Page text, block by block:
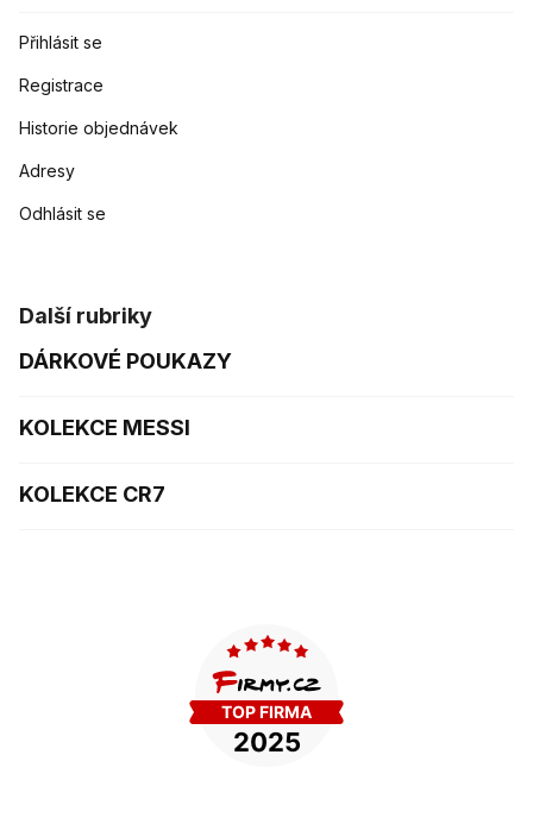
Přihlásit se
Registrace
Historie objednávek
Adresy
Odhlásit se
Další rubriky
DÁRKOVÉ POUKAZY
KOLEKCE MESSI
KOLEKCE CR7